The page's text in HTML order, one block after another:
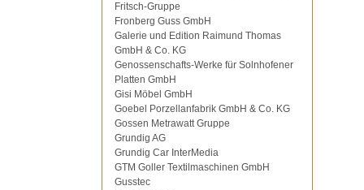
Fritsch-Gruppe
Fronberg Guss GmbH
Galerie und Edition Raimund Thomas
GmbH & Co. KG
Genossenschafts-Werke für Solnhofener
Platten GmbH
Gisi Möbel GmbH
Goebel Porzellanfabrik GmbH & Co. KG
Gossen Metrawatt Gruppe
Grundig AG
Grundig Car InterMedia
GTM Goller Textilmaschinen GmbH
Gusstec